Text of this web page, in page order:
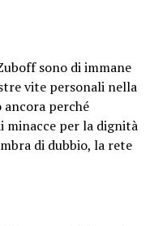
sono di immane
vite personali nella
perché
minacce per la dignità
di dubbio, la rete